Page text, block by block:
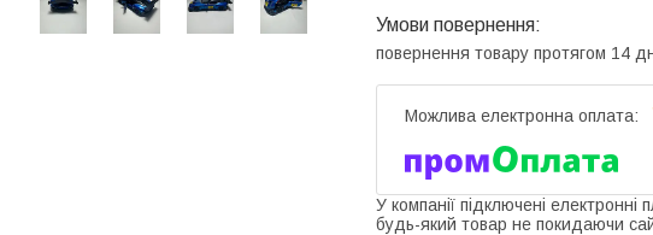
повернення товару протягом 14
У компанії підключені
будь-який товар не покидаючи